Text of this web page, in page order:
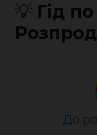
💡 Гід по
До